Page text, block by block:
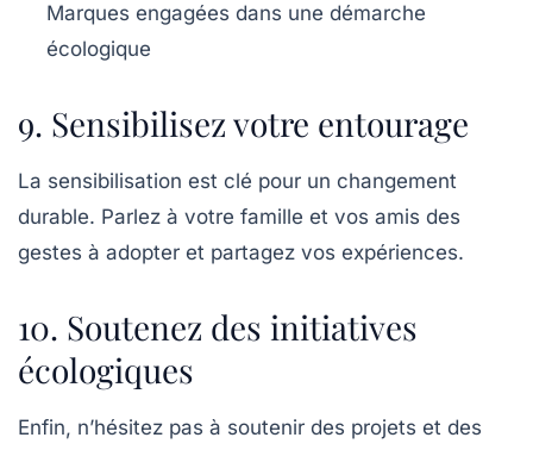
Marques engagées dans une démarche
écologique
9. Sensibilisez votre entourage
La sensibilisation est clé pour un changement
durable. Parlez à votre famille et vos amis des
gestes à adopter et partagez vos expériences.
10. Soutenez des initiatives
écologiques
Enfin, n’hésitez pas à soutenir des projets et des